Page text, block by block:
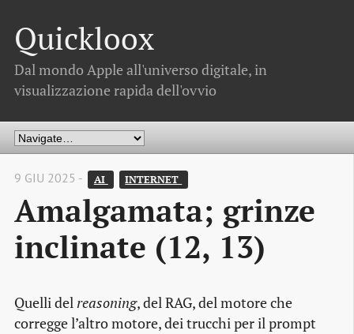
Quickloox
Dal mondo Apple all'universo digitale, in
visualizzazione rapida dell'ovvio
9 GIU 2025 - AI INTERNET
Amalgamata; grinze
inclinate (12, 13)
Quelli delreasoning, del RAG, del motore che
corregge l’altro motore, dei trucchi per il prompt